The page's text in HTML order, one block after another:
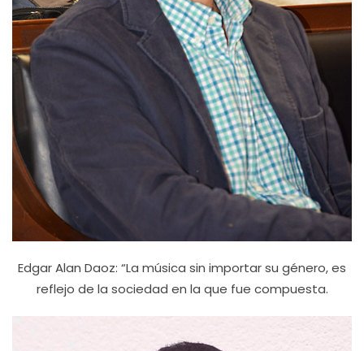
Edgar Alan Daoz: “La música sin importar su género, es
reflejo de la sociedad en la que fue compuesta.